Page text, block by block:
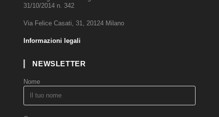
31/10/2014 n. 342
Via Felice Casati, 31, 20124 Milano
Informazioni legali
NEWSLETTER
Nome